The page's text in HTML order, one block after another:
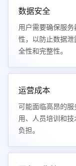
数据安全
用户需要确保服
性，以防止数据
全性和完整性。
运营成本
可能面临高昂的
用、人员培训和
负担。